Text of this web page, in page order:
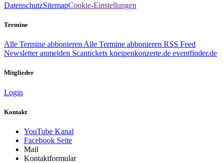
DatenschutzSitemapCookie-Einstellungen
Termine
Alle Termine abbonieren Alle Termine abbonieren RSS Feed
Newsletter anmelden Scantickets kneipenkonzerte.de eventfinder.de
Mitglieder
Login
Kontakt
YouTube Kanal
Facebook Seite
Mail
Kontaktformular